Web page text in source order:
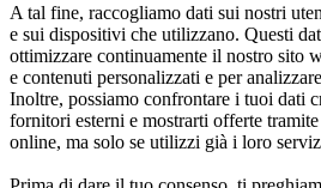
A tal fine, raccogliamo dati sui nostri
e sui dispositivi che utilizzano. Questi
ottimizzare continuamente il nostro sito
e contenuti personalizzati e per
Inoltre, possiamo confrontare i tuoi dati
fornitori esterni e mostrarti offerte
online, ma solo se utilizzi già i loro